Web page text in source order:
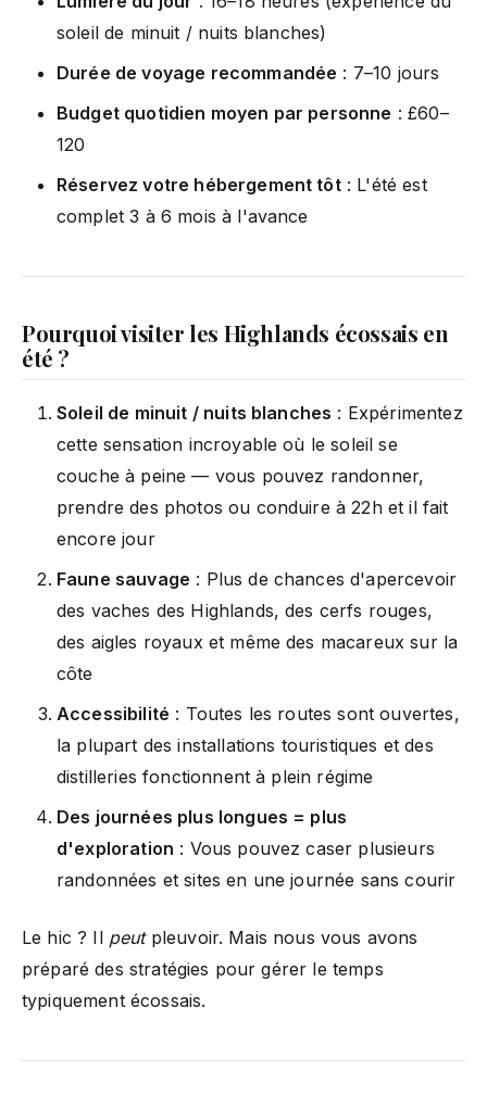
soleil de minuit / nuits blanches)
Durée de voyage recommandée : 7–10 jours
Budget quotidien moyen par personne : £60–
120
Réservez votre hébergement tôt: L'été est
complet 3 à 6 mois à l'avance
Pourquoi visiter les Highlands écossais en
été ?
Soleil de minuit / nuits blanches : Expérimentez
cette sensation incroyable où le soleil se
couche à peine — vous pouvez randonner,
prendre des photos ou conduire à 22h et il fait
encore jour
Faune sauvage : Plus de chances d'apercevoir
des vaches des Highlands, des cerfs rouges,
des aigles royaux et même des macareux sur la
côte
Accessibilité : Toutes les routes sont ouvertes,
la plupart des installations touristiques et des
distilleries fonctionnent à plein régime
Des journées plus longues = plus
d'exploration : Vous pouvez caser plusieurs
randonnées et sites en une journée sans courir
Le hic ? Il peutpleuvoir. Mais nous vous avons
préparé des stratégies pour gérer le temps
typiquement écossais.